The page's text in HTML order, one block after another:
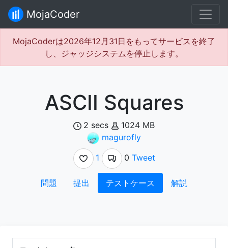
MojaCoder
MojaCoderは2026年12月31日をもってサービスを終了
し、ジャッジシステムを停止します。
ASCII Squares
2 secs
1024 MB
magurofly
1
0 Tweet
問題 提出 テストケース 解説